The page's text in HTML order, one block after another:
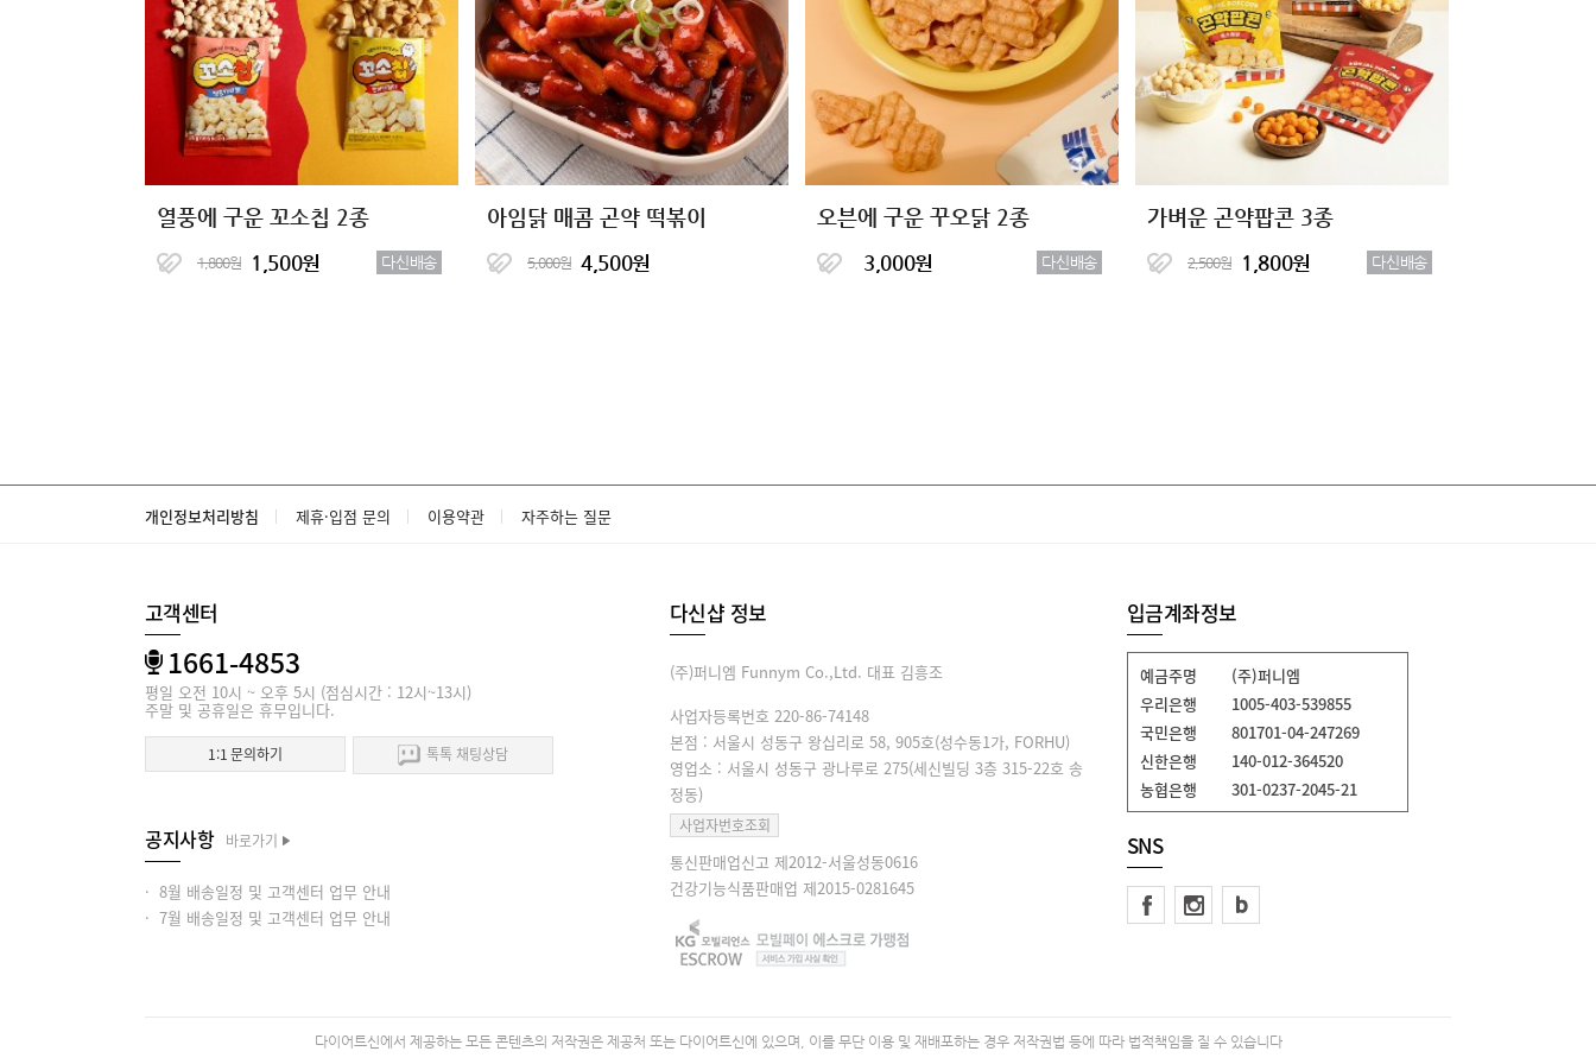
열풍에 구운 꼬소칩 2종
1,800원 1,500원 다신배송
아임닭 매콤 곤약 떡볶이
5,000원 4,500원
오븐에 구운 꾸오닭 2종
3,000원 다신배송
가벼운 곤약팝콘 3종
2,500원 1,800원 다신배송
개인정보처리방침 제휴·입점 문의 이용약관 자주하는 질문
고객센터
1661-4853
평일 오전 10시 ~ 오후 5시 (점심시간 : 12시~13시)
주말 및 공휴일은 휴무입니다.
1:1 문의하기 톡톡 채팅상담
공지사항 바로가기
· 8월 배송일정 및 고객센터 업무 안내
· 7월 배송일정 및 고객센터 업무 안내
다신샵 정보
(주)퍼니엠 Funnym Co.,Ltd. 대표 김흥조
사업자등록번호 220-86-74148
본점 : 서울시 성동구 왕십리로 58, 905호(성수동1가, FORHU)
영업소 : 서울시 성동구 광나루로 275(세신빌딩 3층 315-22호 송
정동)
사업자번호조회
통신판매업신고 제2012-서울성동0616
건강기능식품판매업 제2015-0281645
입금계좌정보
예금주명
(주)퍼니엠
우리은행
1005-403-539855
국민은행
801701-04-247269
신한은행
140-012-364520
농협은행
301-0237-2045-21
SNS
다이어트신에서 제공하는 모든 콘텐츠의 저작권은 제공처 또는 다이어트신에 있으며, 이를 무단 이용 및 재배포하는 경우 저작권법 등에 따라 법적책임을 질 수 있습니다